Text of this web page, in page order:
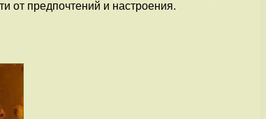
от предпочтений и настроения.